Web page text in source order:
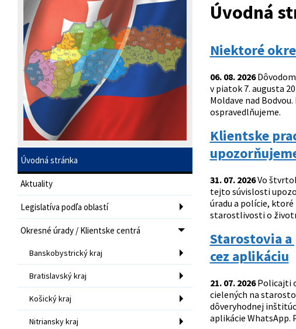
Úvodná stránka
Aktuality
Legislatíva podľa oblastí
Okresné úrady / Klientske centrá
Banskobystrický kraj
Bratislavský kraj
Košický kraj
Nitriansky kraj
Úvodná
Niektoré
06. 08. 2026
v piatok 7. augusta
Moldave nad
ospravedlňujeme.
Klientske
31. 07. 2026Vo
tejto súvislosti
úradu a polície, ktoré
starostlivosti o
Starostovia
cez aplikáciu
21. 07. 2026Policajti
cielených na
dôveryhodnej
aplikácie WhatsApp.